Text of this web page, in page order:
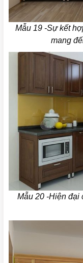
Mẫu 19 -Sự kết
mang
Mẫu 20 -Hiện đại